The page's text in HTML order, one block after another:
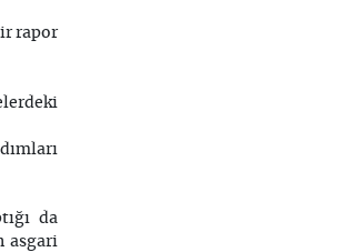
rapor
da
asgari